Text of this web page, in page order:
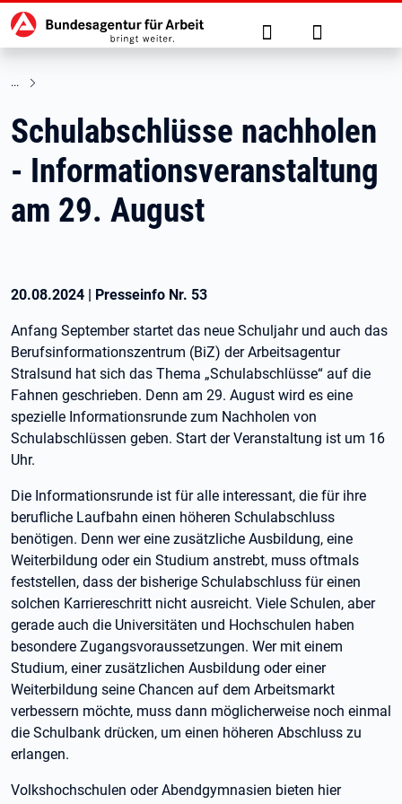
zu den Hauptinhalten springen
Hauptnavigation Suche Anmelden
Schulabschlüsse nachholen
- Informationsveranstaltung
am 29. August
20.08.2024 | Presseinfo Nr. 53
Anfang September startet das neue Schuljahr und auch das
Berufsinformationszentrum (BiZ) der Arbeitsagentur
Stralsund hat sich das Thema „Schulabschlüsse“ auf die
Fahnen geschrieben. Denn am 29. August wird es eine
spezielle Informationsrunde zum Nachholen von
Schulabschlüssen geben. Start der Veranstaltung ist um 16
Uhr.
Die Informationsrunde ist für alle interessant, die für ihre
berufliche Laufbahn einen höheren Schulabschluss
benötigen. Denn wer eine zusätzliche Ausbildung, eine
Weiterbildung oder ein Studium anstrebt, muss oftmals
feststellen, dass der bisherige Schulabschluss für einen
solchen Karriereschritt nicht ausreicht. Viele Schulen, aber
gerade auch die Universitäten und Hochschulen haben
besondere Zugangsvoraussetzungen. Wer mit einem
Studium, einer zusätzlichen Ausbildung oder einer
Weiterbildung seine Chancen auf dem Arbeitsmarkt
verbessern möchte, muss dann möglicherweise noch einmal
die Schulbank drücken, um einen höheren Abschluss zu
erlangen.
Volkshochschulen oder Abendgymnasien bieten hier